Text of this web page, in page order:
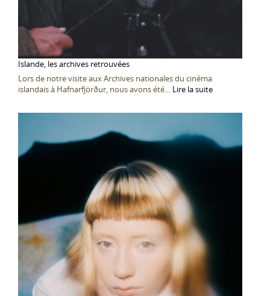
Islande, les archives retrouvées
Lors de notre visite aux Archives nationales du cinéma
islandais à Hafnarfjörður, nous avons été… Lire la suite:
les